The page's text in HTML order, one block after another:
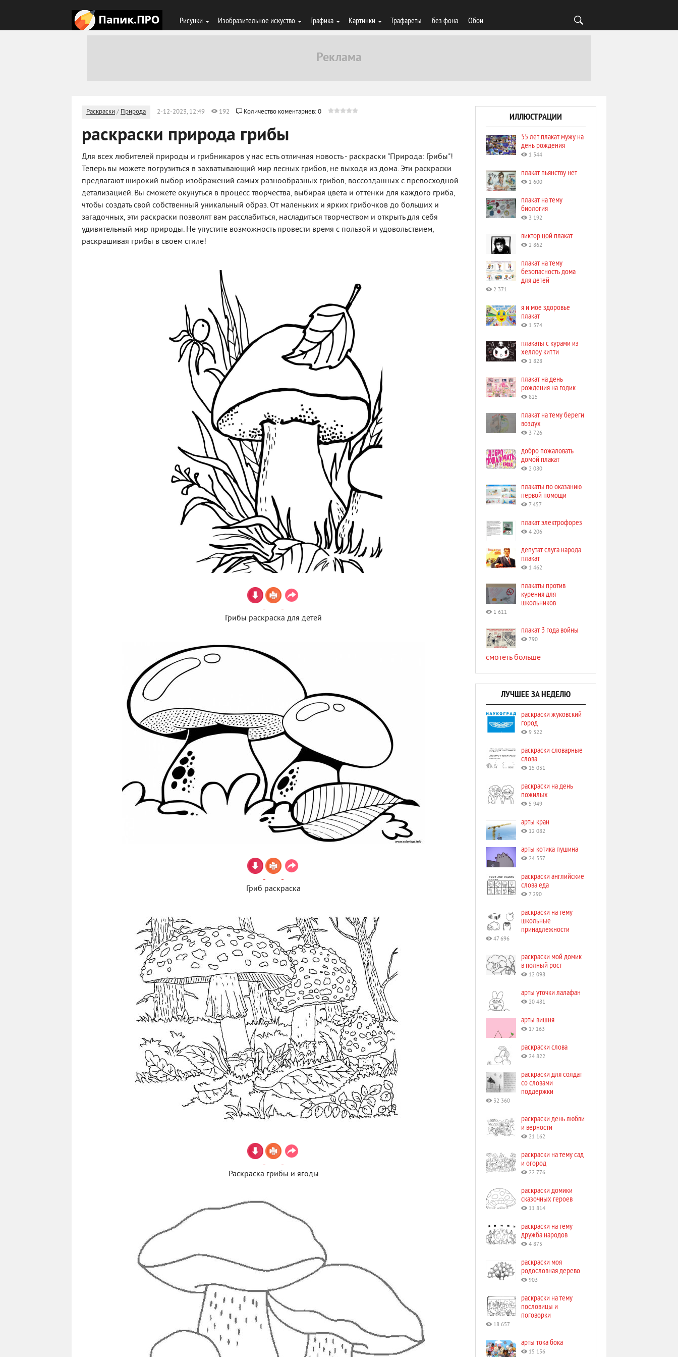
Рисунки Изобразительное искуство Графика Картинки Трафареты без фона Обои
Раскраски / Природа 2-12-2023, 12:49 192 Количество коментариев: 0
раскраски природа грибы
Для всех любителей природы и грибникаров у нас есть отличная новость - раскраски "Природа: Грибы"!
Теперь вы можете погрузиться в захватывающий мир лесных грибов, не выходя из дома. Эти раскраски
предлагают широкий выбор изображений самых разнообразных грибов, воссозданных с превосходной
детализацией. Вы сможете окунуться в процесс творчества, выбирая цвета и оттенки для каждого гриба,
чтобы создать свой собственный уникальный образ. От маленьких и ярких грибочков до больших и
загадочных, эти раскраски позволят вам расслабиться, насладиться творчеством и открыть для себя
удивительный мир природы. Не упустите возможность провести время с пользой и удовольствием,
раскрашивая грибы в своем стиле!
Грибы раскраска для детей
Гриб раскраска
Раскраска грибы и ягоды
ИЛЛЮСТРАЦИИ
55 лет плакат мужу на
день рождения
1 344
плакат пьянству нет
1 600
плакат на тему
биология
3 192
виктор цой плакат
2 862
плакат на тему
безопасность дома
для детей
2 371
я и мое здоровье
плакат
1 574
плакаты с курами из
хеллоу китти
1 828
плакат на день
рождения на годик
825
плакат на тему береги
воздух
3 726
добро пожаловать
домой плакат
2 080
плакаты по оказанию
первой помощи
7 457
плакат электрофорез
4 206
депутат слуга народа
плакат
1 462
плакаты против
курения для
школьников
1 611
плакат 3 года войны
790
смотеть больше
ЛУЧШЕЕ ЗА НЕДЕЛЮ
раскраски жуковский
город
9 322
раскраски словарные
слова
15 031
раскраски на день
пожилых
5 949
арты кран
12 082
арты котика пушина
24 557
раскраски английские
слова еда
7 290
раскраски на тему
школьные
принадлежности
47 696
раскраски мой домик
в полный рост
12 098
арты уточки лалафан
20 481
арты вишня
17 163
раскраски слова
24 822
раскраски для солдат
со словами
поддержки
32 360
раскраски день любви
и верности
21 162
раскраски на тему сад
и огород
22 776
раскраски домики
сказочных героев
11 814
раскраски на тему
дружба народов
4 875
раскраски моя
родословная дерево
903
раскраски на тему
пословицы и
поговорки
18 657
арты тока бока
15 156